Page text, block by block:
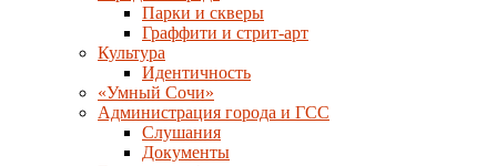
Парки и скверы
Граффити и стрит-арт
Культура
Идентичность
«Умный Сочи»
Администрация города и ГСС
Слушания
Документы